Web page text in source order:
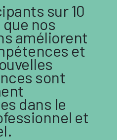
sur 10
nos
améliorent
et
sont
dans le
et